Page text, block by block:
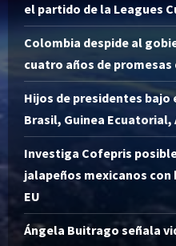
el partido de la Leagues
Colombia despide al
cuatro años de promesas
Hijos de presidentes
Brasil, Guinea Ecuatorial,
Investiga Cofepris
jalapeños mexicanos
EU
Ángela Buitrago señala